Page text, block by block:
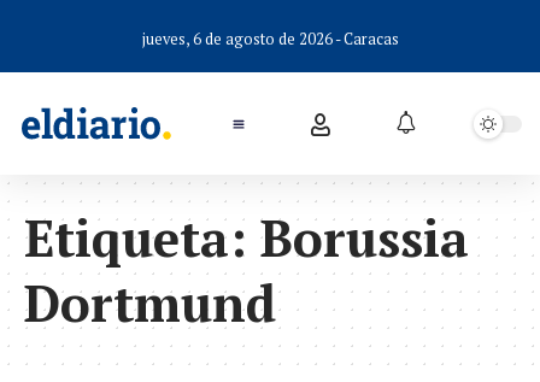
jueves, 6 de agosto de 2026 - Caracas
Etiqueta: Borussia
Dortmund